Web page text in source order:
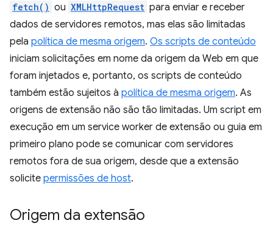
fetch() ou XMLHttpRequest para enviar e receber
dados de servidores remotos, mas elas são limitadas
pela política de mesma origem. Os scripts de conteúdo
iniciam solicitações em nome da origem da Web em que
foram injetados e, portanto, os scripts de conteúdo
também estão sujeitos à política de mesma origem. As
origens de extensão não são tão limitadas. Um script em
execução em um service worker de extensão ou guia em
primeiro plano pode se comunicar com servidores
remotos fora de sua origem, desde que a extensão
solicite permissões de host.
Origem da extensão